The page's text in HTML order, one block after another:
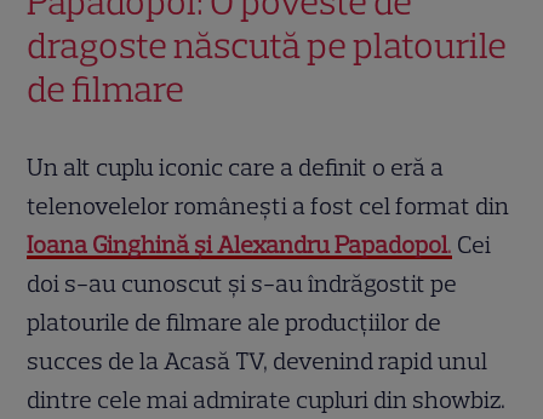
dragoste născută pe platourile
de filmare
Un alt cuplu iconic care a definit o eră a
telenovelelor românești a fost cel format din
Ioana Ginghină și Alexandru Papadopol. Cei
doi s-au cunoscut și s-au îndrăgostit pe
platourile de filmare ale producțiilor de
succes de la Acasă TV, devenind rapid unul
dintre cele mai admirate cupluri din showbiz.